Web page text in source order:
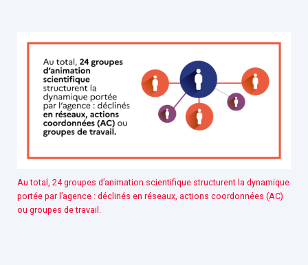
Au total, 24 groupes d’animation scientifique structurent la dynamique
portée par l’agence : déclinés en réseaux, actions coordonnées (AC)
ou groupes de travail.